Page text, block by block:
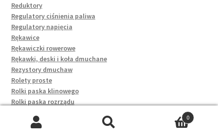
Reduktory
Regulatory ciśnienia paliwa
Regulatory napięcia
Rękawice
Rękawiczki rowerowe
Rękawki, deski i koła dmuchane
Rezystory dmuchaw
Rolety proste
Rolki paska klinowego
Rolki paska rozrządu
Rozruszniki kompletne
0